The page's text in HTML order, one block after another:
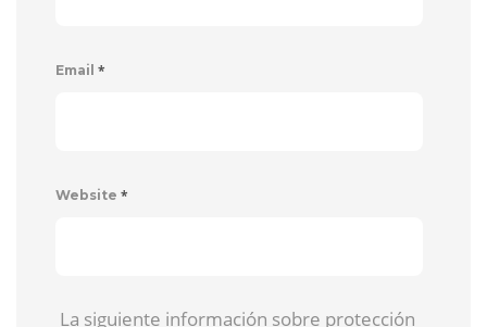
Email *
Website *
La siguiente información sobre protección